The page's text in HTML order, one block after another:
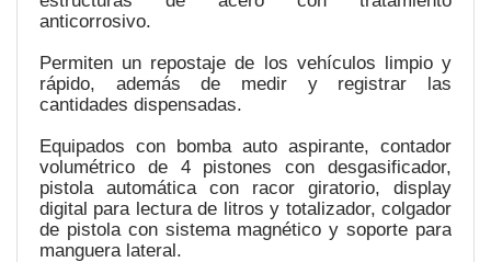
anticorrosivo.
Permiten un repostaje de los vehículos limpio y
rápido, además de medir y registrar las
cantidades dispensadas.
Equipados con bomba auto aspirante, contador
volumétrico de 4 pistones con desgasificador,
pistola automática con racor giratorio, display
digital para lectura de litros y totalizador, colgador
de pistola con sistema magnético y soporte para
manguera lateral.